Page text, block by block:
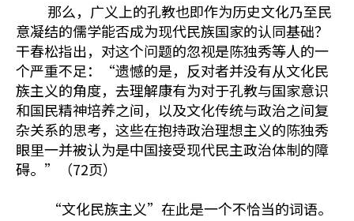
那么，广义上的孔教也即作为历史文化乃至民
意凝结的儒学能否成为现代民族国家的认同基础？
干春松指出，对这个问题的忽视是陈独秀等人的一
个严重不足：“遗憾的是，反对者并没有从文化民
族主义的角度，去理解康有为对于孔教与国家意识
和国民精神培养之间，以及文化传统与政治之间复
杂关系的思考，这些在抱持政治理想主义的陈独秀
眼里一并被认为是中国接受现代民主政治体制的障
碍。”（72页）
“文化民族主义”在此是一个不恰当的词语。